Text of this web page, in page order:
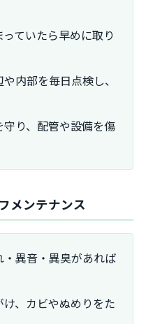
ていたら早めに取り
内部を毎日点検し、
り、配管や設備を傷
メンテナンス
異音・異臭があれば
、カビやぬめりをた